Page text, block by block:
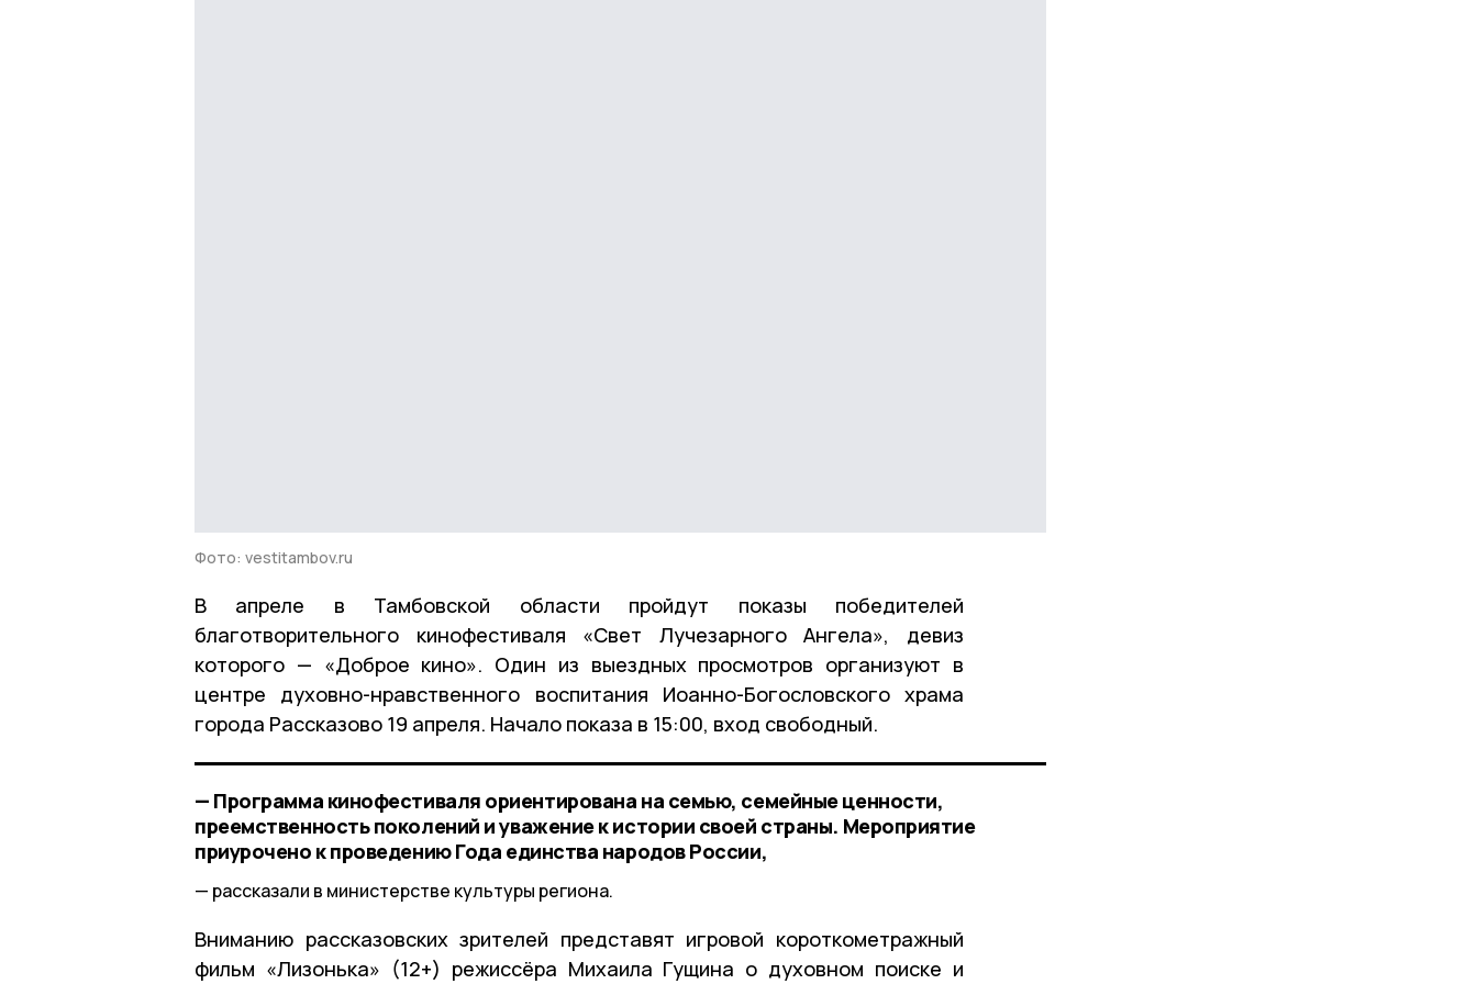
Фото: vestitambov.ru
В апреле в Тамбовской области пройдут показы победителей
благотворительного кинофестиваля «Свет Лучезарного Ангела», девиз
которого — «Доброе кино». Один из выездных просмотров организуют в
центре духовно-нравственного воспитания Иоанно-Богословского храма
города Рассказово 19 апреля. Начало показа в 15:00, вход свободный.
— Программа кинофестиваля ориентирована на семью, семейные ценности,
преемственность поколений и уважение к истории своей страны. Мероприятие
приурочено к проведению Года единства народов России,
рассказали в министерстве культуры региона.
Вниманию рассказовских зрителей представят игровой короткометражный
фильм «Лизонька» (12+) режиссёра Михаила Гущина о духовном поиске и